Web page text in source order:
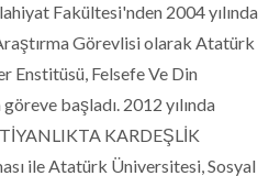
Fakültesi'nden 2004 yılında
Görevlisi olarak Atatürk
Enstitüsü, Felsefe Ve Din
başladı. 2012 yılında
KARDEŞLİK
ile Atatürk Üniversitesi, Sosyal